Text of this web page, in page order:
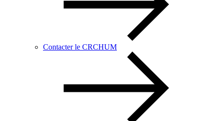
Contacter le CRCHUM